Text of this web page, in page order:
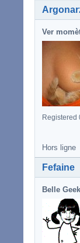
Ver
Registered
Hors ligne
Fefaine
Belle Geek